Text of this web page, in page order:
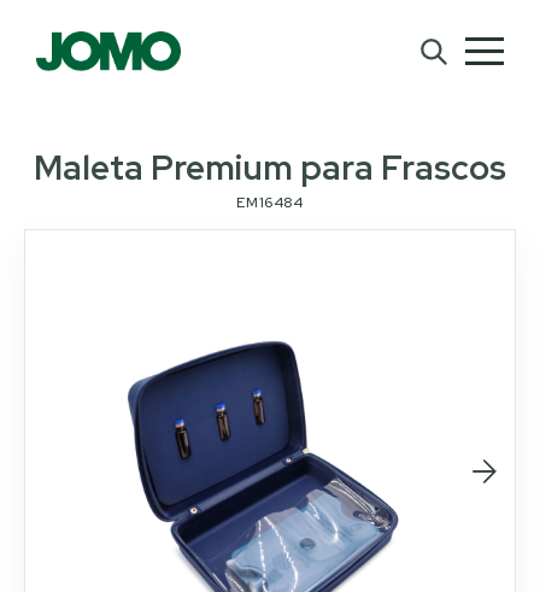
Maleta Premium para Frascos
EM16484